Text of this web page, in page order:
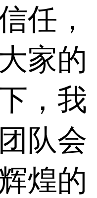
任，
家的
，我
队会
煌的